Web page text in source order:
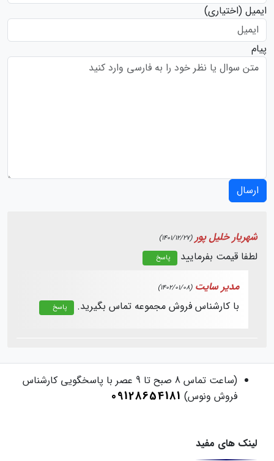
ایمیل (اختیاری)
پیام
ارسال
شهریار خلیل پور(1401/12/27)
لطفا قیمت بفرمایید پاسخ
مدیر سایت (1402/01/08)
با کارشناس فروش مجموعه تماس بگیرید. پاسخ
(ساعت تماس 8 صبح تا 9 عصر با پاسخگویی کارشناس
فروش ونوس) 09128654181
لینک های مفید